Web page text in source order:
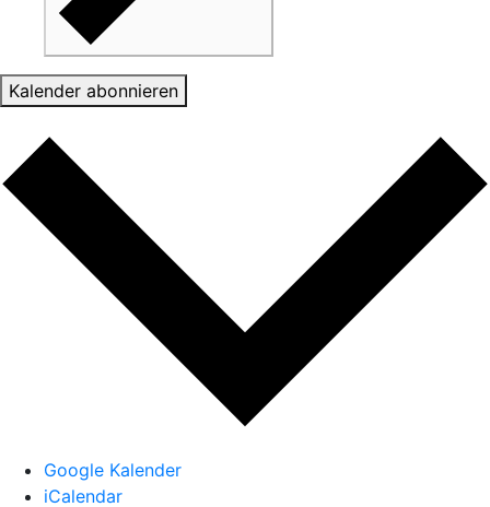
Kalender abonnieren
Google Kalender
iCalendar